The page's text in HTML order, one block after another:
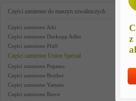
z
Części zamienne do maszyn szwalniczych
Części zamienne Juki
Części zamienne Durkopp Adler
Części zamienne Pfaff
Części zamienne Union Special
Części zamienne Pegasus
Części zamienne Brother
Części zamienne Yamato
Części zamienne Reece